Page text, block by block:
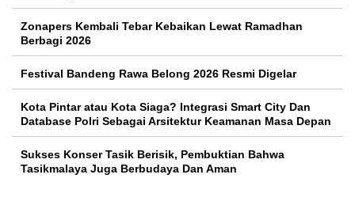
Zonapers Kembali Tebar Kebaikan Lewat Ramadhan
Berbagi 2026
Festival Bandeng Rawa Belong 2026 Resmi Digelar
Kota Pintar atau Kota Siaga? Integrasi Smart City Dan
Database Polri Sebagai Arsitektur Keamanan Masa Depan
Sukses Konser Tasik Berisik, Pembuktian Bahwa
Tasikmalaya Juga Berbudaya Dan Aman